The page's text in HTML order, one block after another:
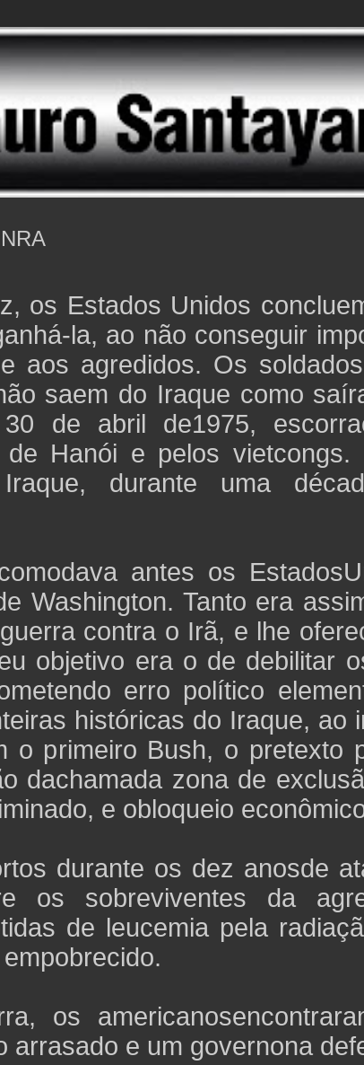
os Estados Unidos
la, ao não conseguir
aos agredidos. Os
saem do Iraque como
de abril de1975,
de Hanói e pelos vietcongs.
durante uma
antes os
Washington. Tanto era
contra o Irã, e lhe
objetivo era o de debilitar
erro político
históricas do Iraque, ao
o primeiro Bush, o pretexto
dachamada zona de
e obloqueio
durante os dez anosde
os sobreviventes da
de leucemia pela
os
arrasado e um governona